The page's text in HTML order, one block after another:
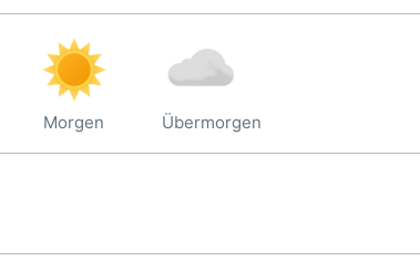
Morgen Übermorgen